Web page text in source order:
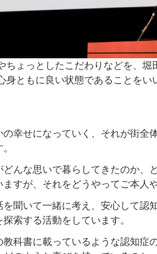
ちょっとしたこだわりなどを、
ともに良い状態であることをい
幸せになっていく、それが街全
んな思いで暮らしてきたのか、
すが、それをどうやってご本人
聞いて一緒に考え、安心して認
索する活動をしています。
科書に載っているような認知症